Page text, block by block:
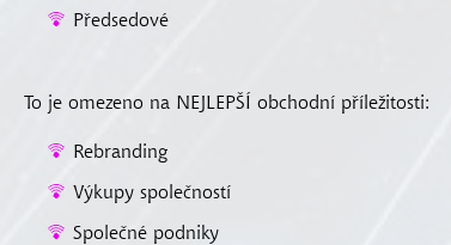
Předsedové
To je omezeno na NEJLEPŠÍ obchodní příležitosti:
Rebranding
Výkupy společností
Společné podniky